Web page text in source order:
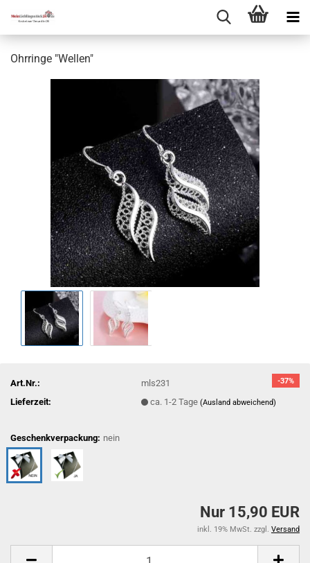
Ohrringe "Wellen"
-37%
Art.Nr.:
mls231
Lieferzeit:
ca. 1-2 Tage(Ausland abweichend)
Geschenkverpackung: nein
Nur 15,90 EUR
inkl. 19% MwSt. zzgl. Versand